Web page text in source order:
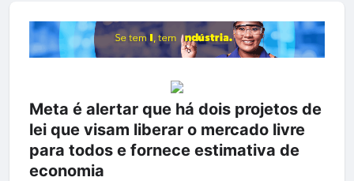
Meta é alertar que há dois projetos de
lei que visam liberar o mercado livre
para todos e fornece estimativa de
economia